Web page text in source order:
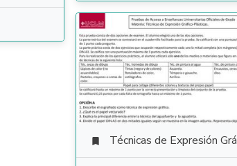
 Técnicas de Expresión Gráfico Plástica